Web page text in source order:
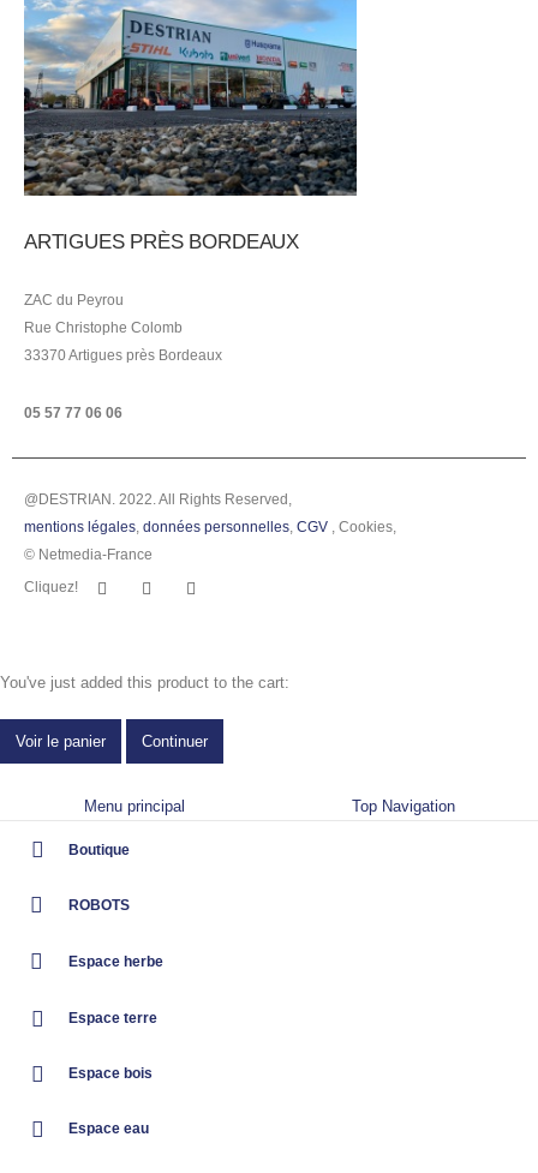
ARTIGUES PRÈS BORDEAUX
ZAC du Peyrou
Rue Christophe Colomb
33370 Artigues près Bordeaux
05 57 77 06 06
@DESTRIAN. 2022. All Rights Reserved,
mentions légales données personnelles CGV Cookies
© Netmedia-France
Cliquez!
You've just added this product to the cart:
Voir le panier Continuer
Menu principal Top Navigation
Boutique
ROBOTS
Espace herbe
Espace terre
Espace bois
Espace eau